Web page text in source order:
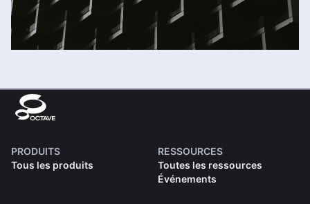
PRODUITS
Tous les produits
RESSOURCES
Toutes les ressources
Événements